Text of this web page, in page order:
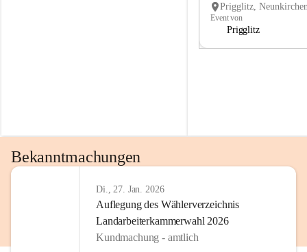
Event von
Prigglitz
Bekanntmachungen
Di., 27. Jan. 2026
Auflegung des Wählerverzeichnis
Landarbeiterkammerwahl 2026
Kundmachung - amtlich